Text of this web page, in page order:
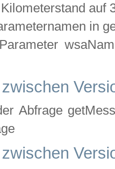
auf
in
Abfrage